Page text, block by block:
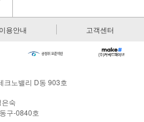
이용안내 고객센터
크노밸리 D동 903호
숙
구-0840호